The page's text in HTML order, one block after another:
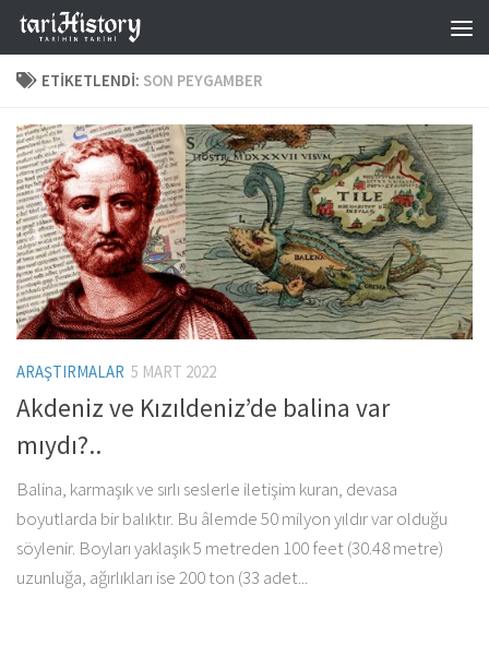
Skip to content
ETIKETLENDI: SON PEYGAMBER
ARAŞTIRMALAR 5 MART 2022
Akdeniz ve Kızıldeniz’de balina var
mıydı?..
Balina, karmaşık ve sırlı seslerle iletişim kuran, devasa
boyutlarda bir balıktır. Bu âlemde 50 milyon yıldır var olduğu
söylenir. Boyları yaklaşık 5 metreden 100 feet (30.48 metre)
uzunluğa, ağırlıkları ise 200 ton (33 adet...